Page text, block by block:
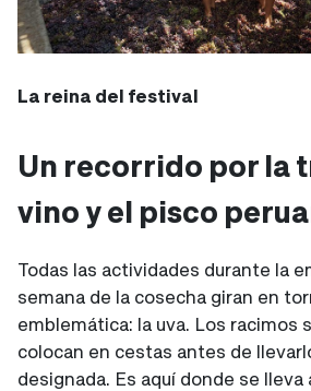
La reina del festival
Un recorrido por la
vino y el pisco
Todas las actividades durante la
semana de la cosecha giran en
emblemática: la uva. Los racimos
colocan en cestas antes de
designada. Es aquí donde se